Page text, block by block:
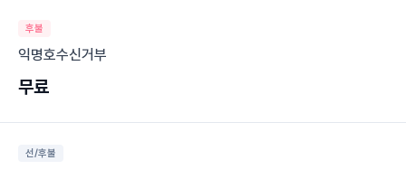
후불
익명호수신거부
무료
선/후불